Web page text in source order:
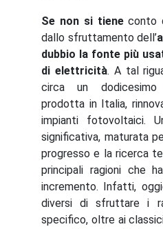
Se non si tieneconto
dallo sfruttamento dell’
dubbio la fonte più
di elettricità. A tal
circa un dodicesimo
prodotta in Italia,
impianti fotovoltaici.
significativa, maturata
progresso e la ricerca
principali ragioni che
incremento. Infatti,
diversi di sfruttare i
specifico, oltre ai